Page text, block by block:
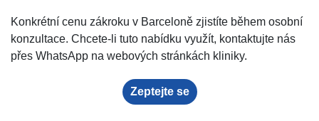
Konkrétní cenu zákroku v Barceloně zjistíte během osobní
konzultace. Chcete-li tuto nabídku využít, kontaktujte nás
přes WhatsApp na webových stránkách kliniky.
Zeptejte se